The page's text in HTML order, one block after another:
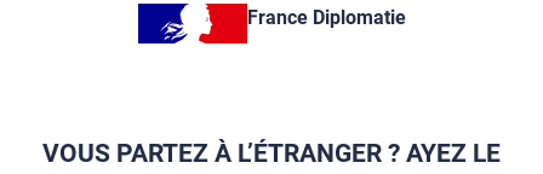
France Diplomatie
VOUS PARTEZ À L’ÉTRANGER ? AYEZ LE